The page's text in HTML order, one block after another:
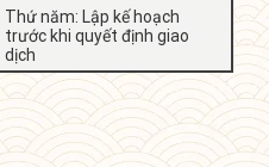
Thứ năm: Lập kế hoạch
trước khi quyết định giao
dịch